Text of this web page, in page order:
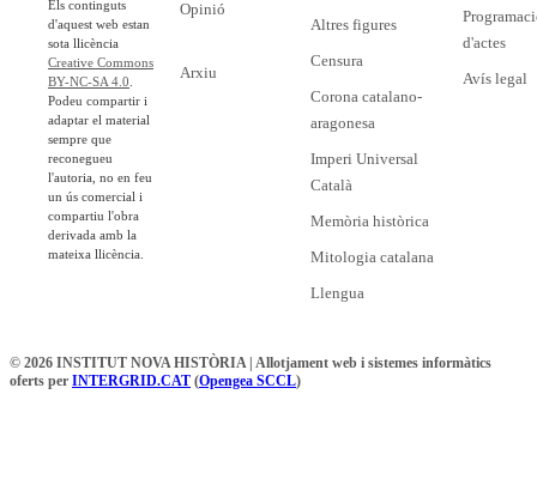
Els continguts
d'aquest web estan
sota llicència
Creative Commons
BY-NC-SA 4.0
Podeu compartir i
adaptar el material
sempre que
reconegueu
l'autoria, no en feu
un ús comercial i
compartiu l'obra
derivada amb la
mateixa llicència.
Opinió
Arxiu
Altres figures
Censura
Corona catalano-
aragonesa
Imperi Universal
Català
Memòria històrica
Mitologia catalana
Llengua
d'actes
Avís legal
© 2026 INSTITUT NOVA HISTÒRIA | Allotjament web i sistemes informàtics
oferts per INTERGRID.CAT (Opengea SCCL)